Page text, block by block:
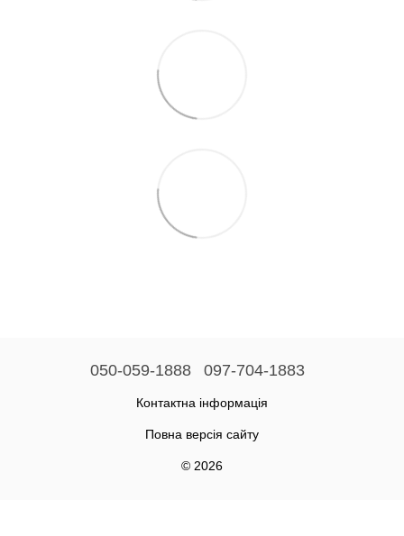
050-059-1888 097-704-1883
Контактна інформація
Повна версія сайту
© 2026